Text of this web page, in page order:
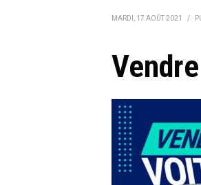
MARDI, 17 AOÛT 2021 /